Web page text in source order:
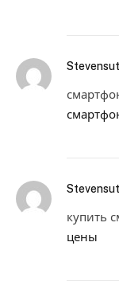
Stevensut
Stevensut
купить
цены